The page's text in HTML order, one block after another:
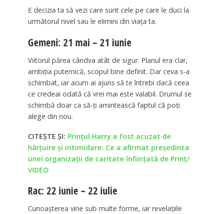
E decizia ta să vezi care sunt cele pe care le duci la
următorul nivel sau le elimini din viața ta.
Gemeni: 21 mai – 21 iunie
Viitorul părea cândva atât de sigur. Planul era clar,
ambiția puternică, scopul bine definit. Dar ceva s-a
schimbat, iar acum ai ajuns să te întrebi dacă ceea
ce credeai odată că vrei mai este valabil. Drumul se
schimbă doar ca să-ți amintească faptul că poți
alege din nou.
CITEȘTE ȘI: Prințul Harry a fost acuzat de
hărțuire și intimidare: Ce a afirmat președinta
unei organizații de caritate înființată de Prinț/
VIDEO
Rac: 22 iunie – 22 iulie
Cunoașterea vine sub multe forme, iar revelațiile